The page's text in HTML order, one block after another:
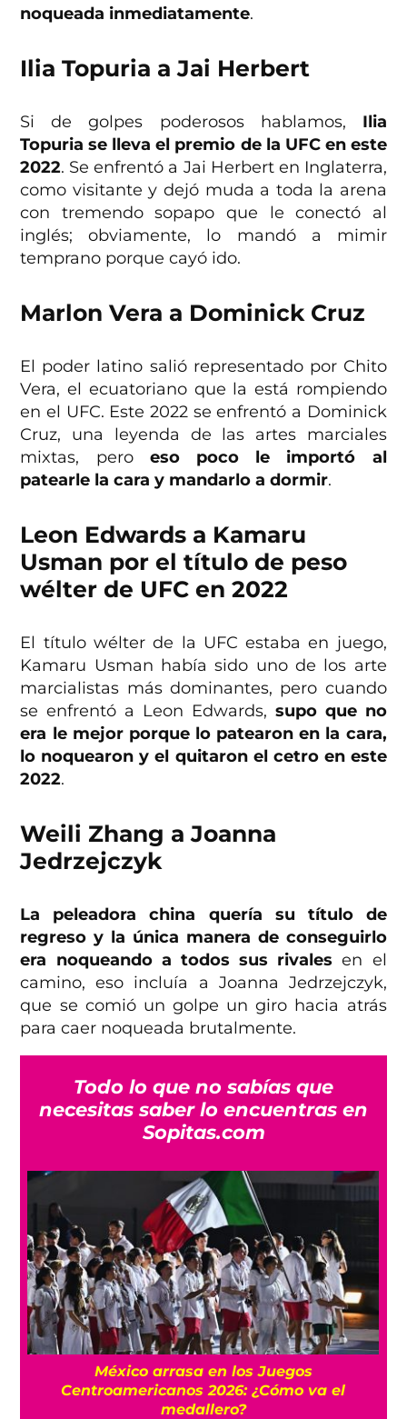
noqueada inmediatamente.
Ilia Topuria a Jai Herbert
Si de golpes poderosos hablamos, Ilia
Topuria se lleva el premio de la UFC en este
2022. Se enfrentó a Jai Herbert en Inglaterra,
como visitante y dejó muda a toda la arena
con tremendo sopapo que le conectó al
inglés; obviamente, lo mandó a mimir
temprano porque cayó ido.
Marlon Vera a Dominick Cruz
El poder latino salió representado por Chito
Vera, el ecuatoriano que la está rompiendo
en el UFC. Este 2022 se enfrentó a Dominick
Cruz, una leyenda de las artes marciales
mixtas, pero eso poco le importó al
patearle la cara y mandarlo a dormir.
Leon Edwards a Kamaru
Usman por el título de peso
wélter de UFC en 2022
El título wélter de la UFC estaba en juego,
Kamaru Usman había sido uno de los arte
marcialistas más dominantes, pero cuando
se enfrentó a Leon Edwards, supo que no
era le mejor porque lo patearon en la cara,
lo noquearon y el quitaron el cetro en este
2022.
Weili Zhang a Joanna
Jedrzejczyk
La peleadora china quería su título de
regreso y la única manera de conseguirlo
era noqueando a todos sus rivales en el
camino, eso incluía a Joanna Jedrzejczyk,
que se comió un golpe un giro hacia atrás
para caer noqueada brutalmente.
Todo lo que no sabías que
necesitas saber lo encuentras en
Sopitas.com
México arrasa en los Juegos
Centroamericanos 2026: ¿Cómo va el
medallero?